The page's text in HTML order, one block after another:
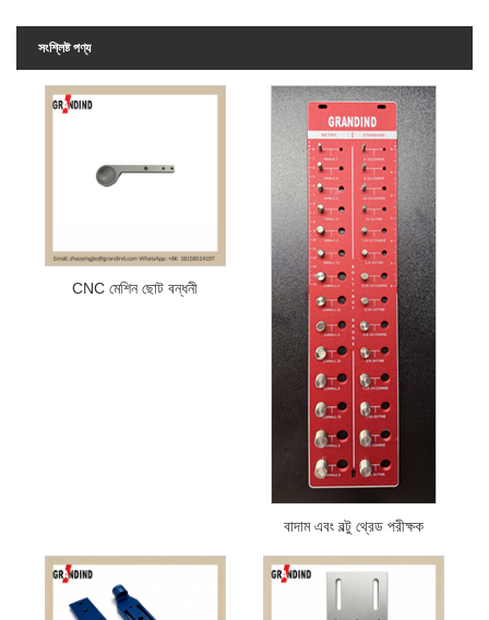
সংশ্লিষ্ট পণ্য
CNC মেশিন ছোট বন্ধনী
বাদাম এবং বল্টু থ্রেড পরীক্ষক